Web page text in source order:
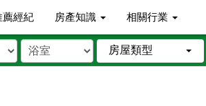
薦經紀 房產知識 相關行業
房屋類型